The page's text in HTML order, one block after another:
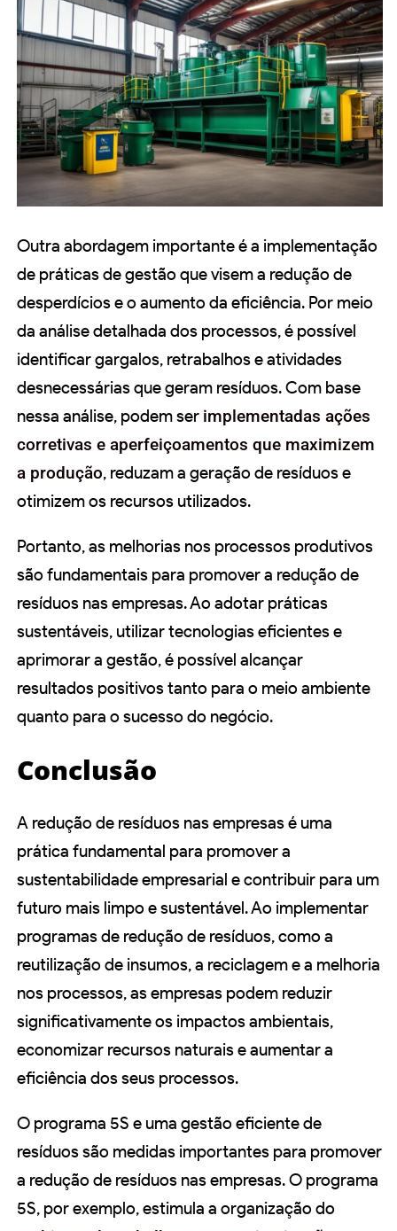
Outra abordagem importante é a implementação
de práticas de gestão que visem a redução de
desperdícios e o aumento da eficiência. Por meio
da análise detalhada dos processos, é possível
identificar gargalos, retrabalhos e atividades
desnecessárias que geram resíduos. Com base
nessa análise, podem ser implementadas ações
corretivas e aperfeiçoamentos que maximizem
a produção, reduzam a geração de resíduos e
otimizem os recursos utilizados.
Portanto, as melhorias nos processos produtivos
são fundamentais para promover a redução de
resíduos nas empresas. Ao adotar práticas
sustentáveis, utilizar tecnologias eficientes e
aprimorar a gestão, é possível alcançar
resultados positivos tanto para o meio ambiente
quanto para o sucesso do negócio.
Conclusão
A redução de resíduos nas empresas é uma
prática fundamental para promover a
sustentabilidade empresarial e contribuir para um
futuro mais limpo e sustentável. Ao implementar
programas de redução de resíduos, como a
reutilização de insumos, a reciclagem e a melhoria
nos processos, as empresas podem reduzir
significativamente os impactos ambientais,
economizar recursos naturais e aumentar a
eficiência dos seus processos.
O programa 5S e uma gestão eficiente de
resíduos são medidas importantes para promover
a redução de resíduos nas empresas. O programa
5S, por exemplo, estimula a organização do